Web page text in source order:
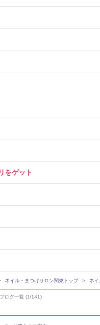
ログ一覧 (1/141)
をゲット
ネイル・まつげサロン関東トップ ネ